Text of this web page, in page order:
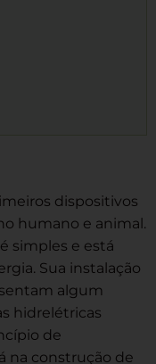
dispositivos
humano e animal.
simples e está
Sua instalação
algum
hidrelétricas
de
na construção de